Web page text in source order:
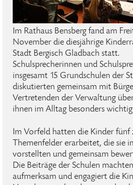
Im Rathaus Bensberg fand am
November die diesjährige
Stadt Bergisch Gladbach statt.
Schulsprecherinnen und
insgesamt 15 Grundschulen der
diskutierten gemeinsam mit
Vertretenden der Verwaltung
ihnen im Alltag besonders
Im Vorfeld hatten die Kinder fünf
Themenfelder erarbeitet, die sie
vorstellten und gemeinsam
Die Beiträge der Schulen
aufmerksam und engagiert die